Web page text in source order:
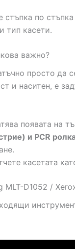
по
тип касети.
важно?
просто да
и наситен, е
появата на
и PCR
касетата
MLT-D1052 /